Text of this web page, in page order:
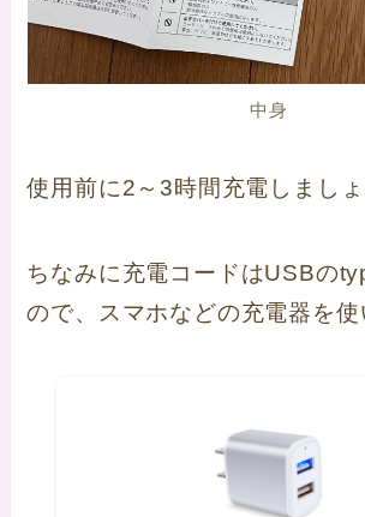
中身
使用前に2～3時間充電しましょ
ちなみに充電コードはUSBの
ので、スマホなどの充電器を使